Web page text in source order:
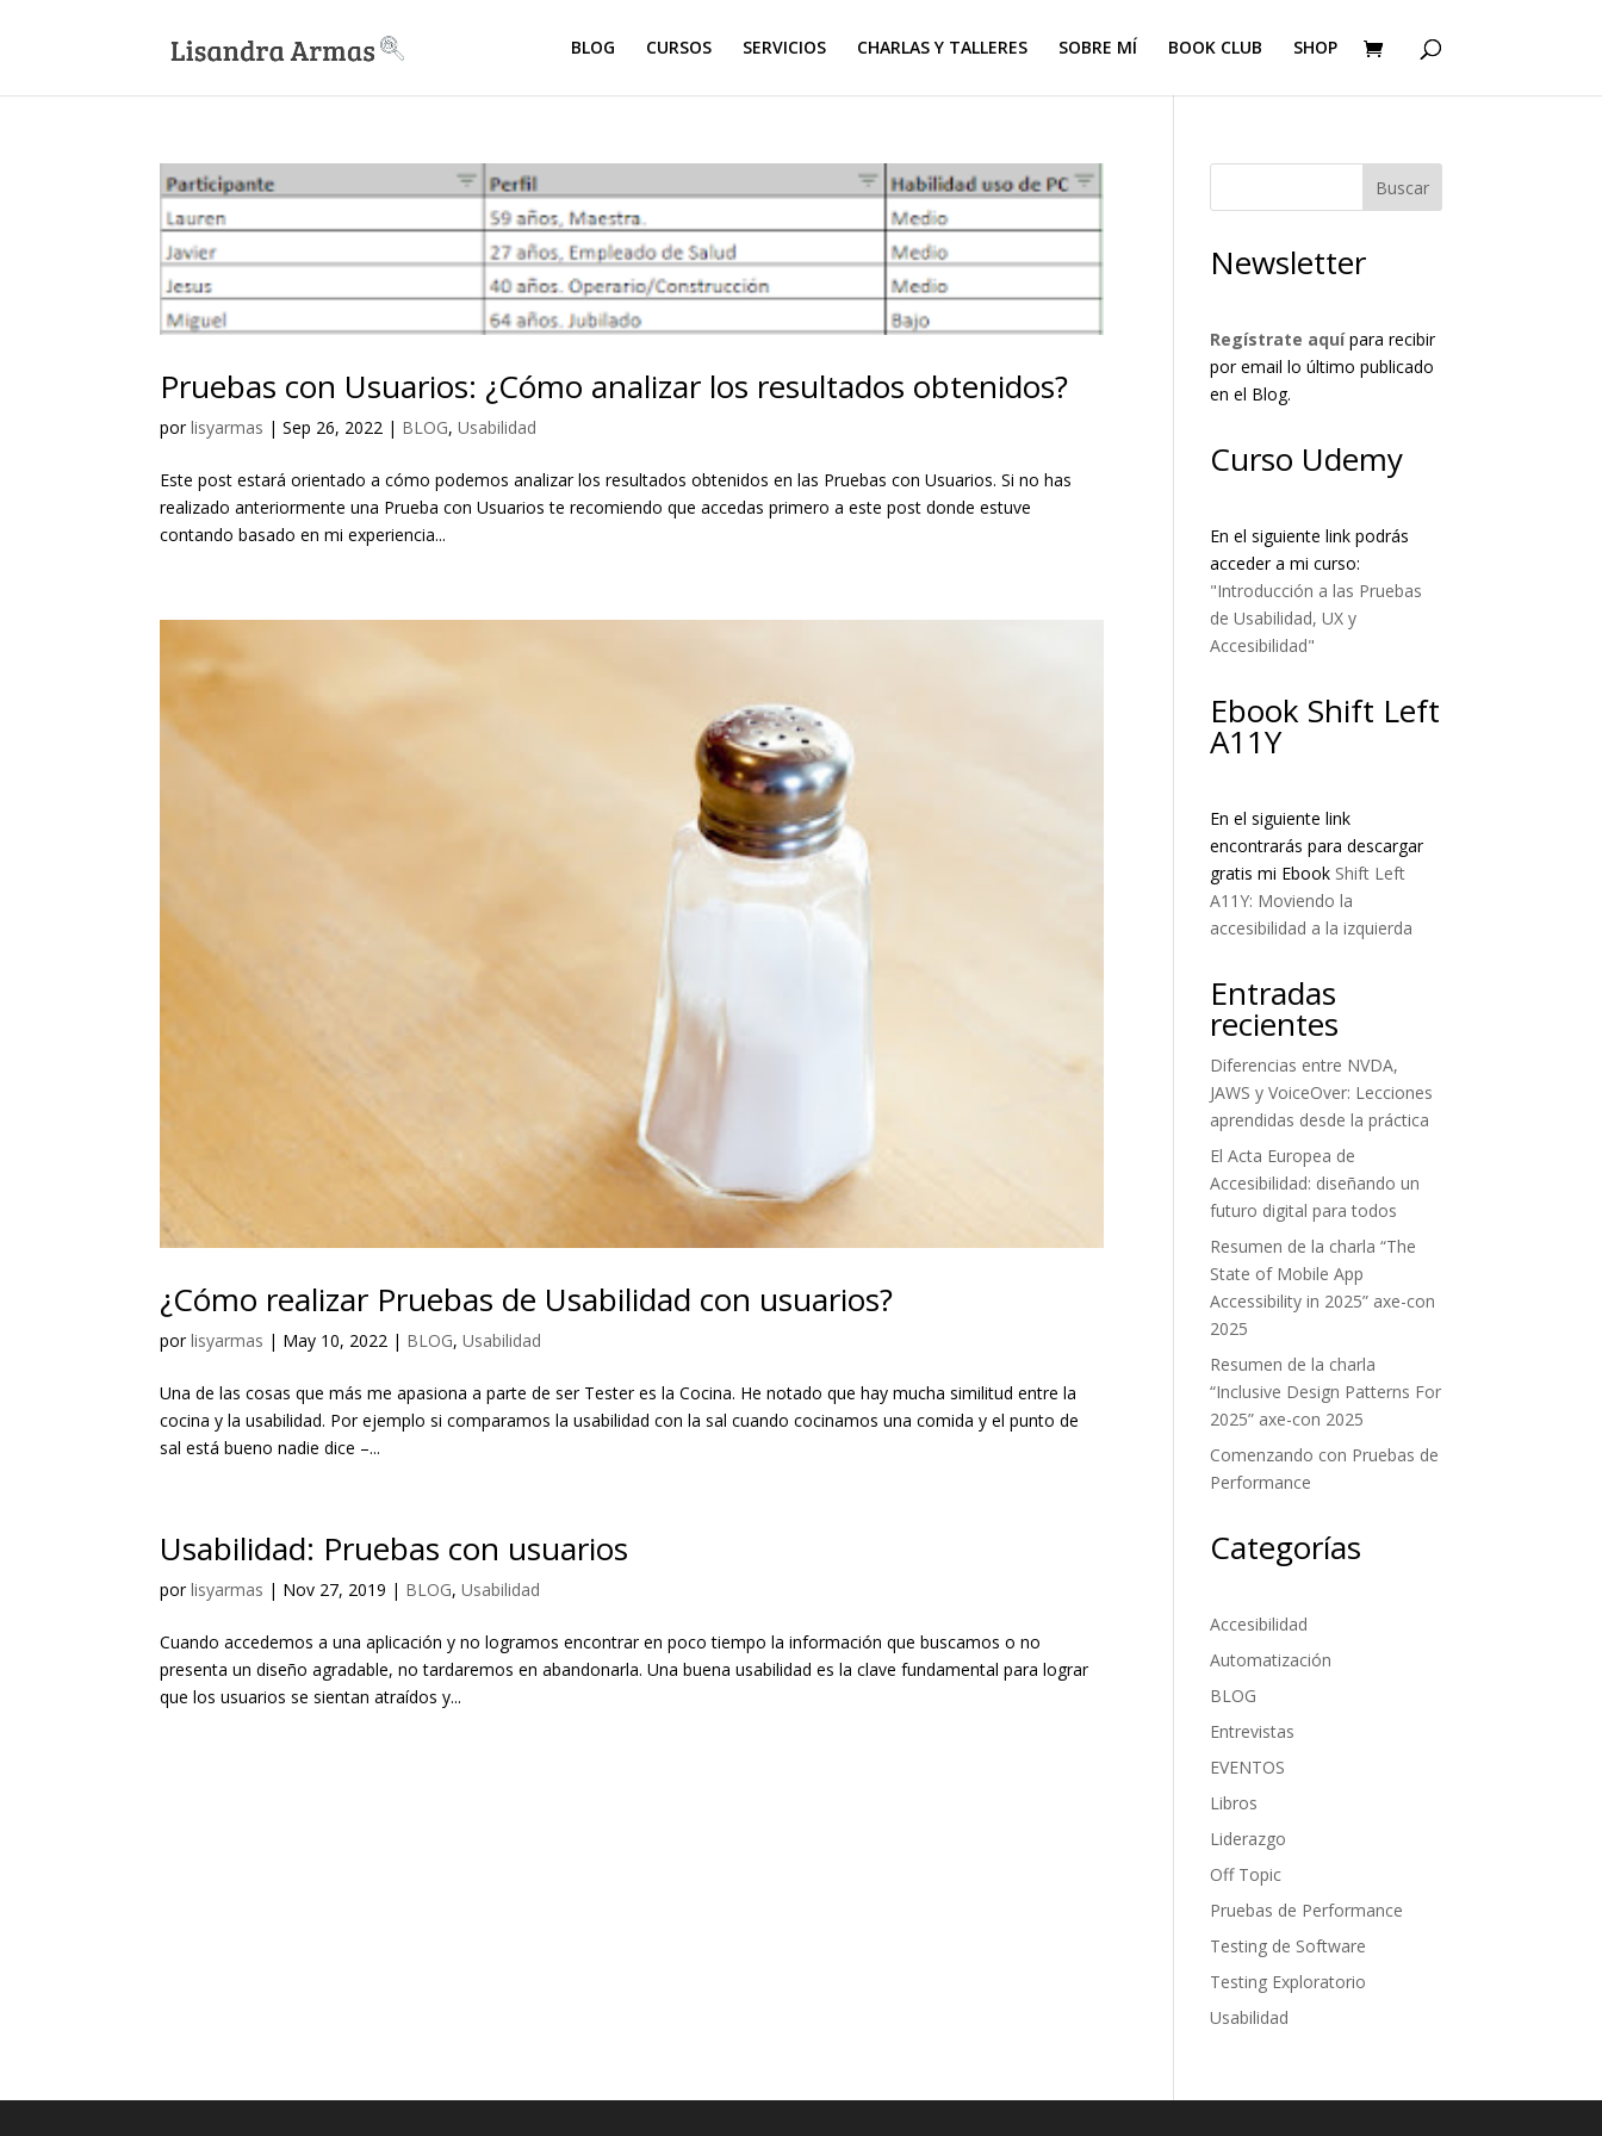
BLOG CURSOS SERVICIOS CHARLAS Y TALLERES SOBRE MÍ BOOK CLUB SHOP
Pruebas con Usuarios: ¿Cómo analizar los resultados obtenidos?
porlisyarmas |Sep 26, 2022 | BLOG,Usabilidad
Este post estará orientado a cómo podemos analizar los resultados obtenidos en las Pruebas con Usuarios. Si no has
realizado anteriormente una Prueba con Usuarios te recomiendo que accedas primero a este post donde estuve
contando basado en mi experiencia...
¿Cómo realizar Pruebas de Usabilidad con usuarios?
porlisyarmas | May 10, 2022 | BLOG,Usabilidad
Una de las cosas que más me apasiona a parte de ser Tester es la Cocina. He notado que hay mucha similitud entre la
cocina y la usabilidad. Por ejemplo si comparamos la usabilidad con la sal cuando cocinamos una comida y el punto de
sal está bueno nadie dice –...
Usabilidad: Pruebas con usuarios
porlisyarmas | Nov 27, 2019 | BLOG,Usabilidad
Cuando accedemos a una aplicación y no logramos encontrar en poco tiempo la información que buscamos o no
presenta un diseño agradable, no tardaremos en abandonarla. Una buena usabilidad es la clave fundamental para lograr
que los usuarios se sientan atraídos y...
Buscar
Newsletter
Regístrate aquípara recibir
por email lo último publicado
en el Blog.
Curso Udemy
En el siguiente link podrás
acceder a mi curso:
"Introducción a las Pruebas
de Usabilidad, UX y
Accesibilidad"
Ebook Shift Left
A11Y
En el siguiente link
encontrarás para descargar
gratis mi Ebook Shift Left
A11Y: Moviendo la
accesibilidad a la izquierda
Entradas
recientes
Diferencias entre NVDA,
JAWS y VoiceOver: Lecciones
aprendidas desde la práctica
El Acta Europea de
Accesibilidad: diseñando un
futuro digital para todos
Resumen de la charla “The
State of Mobile App
Accessibility in 2025” axe-con
2025
Resumen de la charla
“Inclusive Design Patterns For
2025” axe-con 2025
Comenzando con Pruebas de
Performance
Categorías
Accesibilidad
Automatización
BLOG
Entrevistas
EVENTOS
Libros
Liderazgo
Off Topic
Pruebas de Performance
Testing de Software
Testing Exploratorio
Usabilidad